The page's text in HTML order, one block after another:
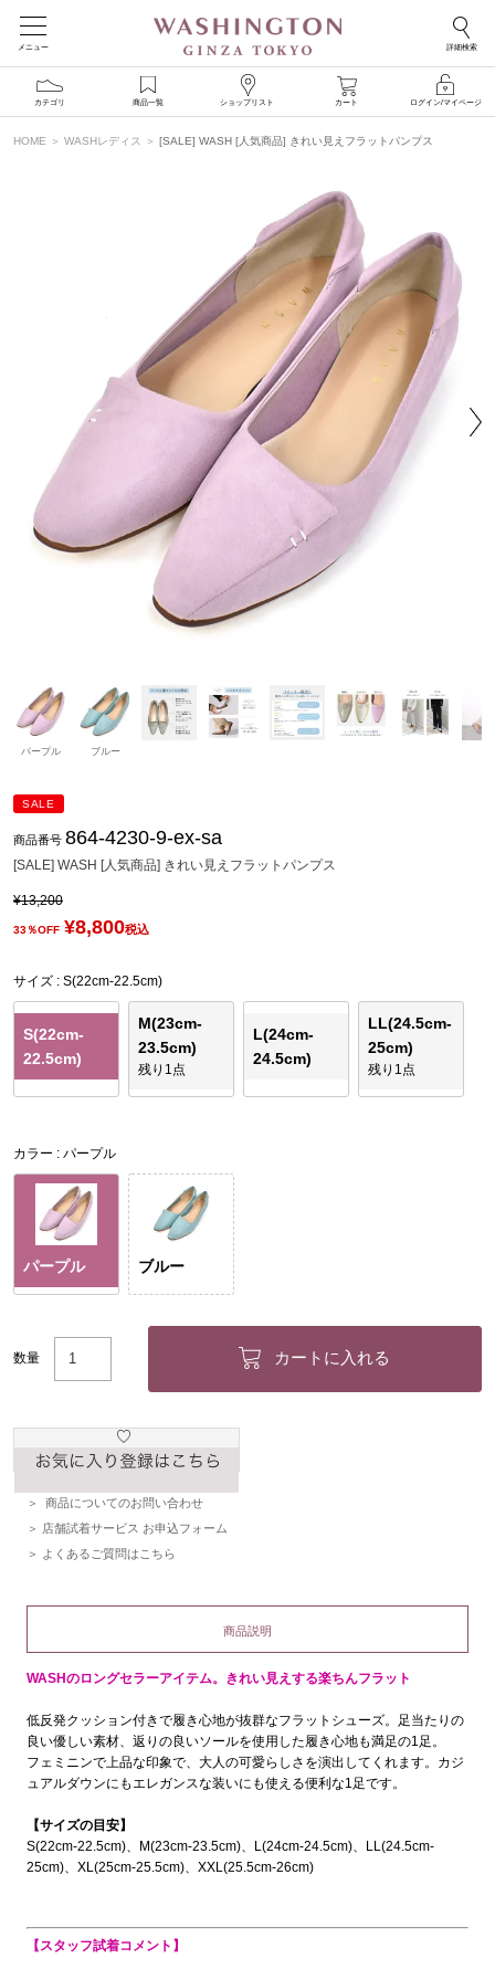
メニュー 詳細検索
カテゴリ 商品一覧 ショップリスト カート ログイン/マイページ
HOME WASHレディス [SALE] WASH [人気商品] きれい見えフラットパンプス
パープル ブルー
SALE
商品番号 864-4230-9-ex-sa
[SALE] WASH [人気商品] きれい見えフラットパンプス
¥13,200
33％OFF ¥8,800税込
サイズ S(22cm-22.5cm)
S(22cm-
22.5cm)
M(23cm-
23.5cm)
残り1点
L(24cm-
24.5cm)
LL(24.5cm-
25cm)
残り1点
カラー パープル
パープル ブルー
数量 カートに入れる
商品についてのお問い合わせ
店舗試着サービス お申込フォーム
よくあるご質問はこちら
商品説明
WASHのロングセラーアイテム。きれい見えする楽ちんフラット
低反発クッション付きで履き心地が抜群なフラットシューズ。足当たりの
良い優しい素材、返りの良いソールを使用した履き心地も満足の1足。
フェミニンで上品な印象で、大人の可愛らしさを演出してくれます。カジ
ュアルダウンにもエレガンスな装いにも使える便利な1足です。
【サイズの目安】
S(22cm-22.5cm)、M(23cm-23.5cm)、L(24cm-24.5cm)、LL(24.5cm-
25cm)、XL(25cm-25.5cm)、XXL(25.5cm-26cm)
【スタッフ試着コメント】